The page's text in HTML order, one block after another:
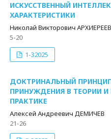
ИСКУССТВЕННЫЙ
ХАРАКТЕРИСТИКИ
Николай Викторович АРХИЕРЕЕВ
5-20
1-32025
ДОКТРИНАЛЬНЫЙ
ПРИНУЖДЕНИЯ В ТЕОРИИ
ПРАКТИКЕ
Алексей Андреевич ДЕМИЧЕВ
21-26